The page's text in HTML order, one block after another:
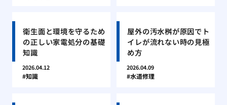
衛生面と環境を守るため
の正しい家電処分の基礎
知識
2026.04.12
知識
屋外の汚水桝が原因でト
イレが流れない時の見極
め方
2026.04.09
水道修理